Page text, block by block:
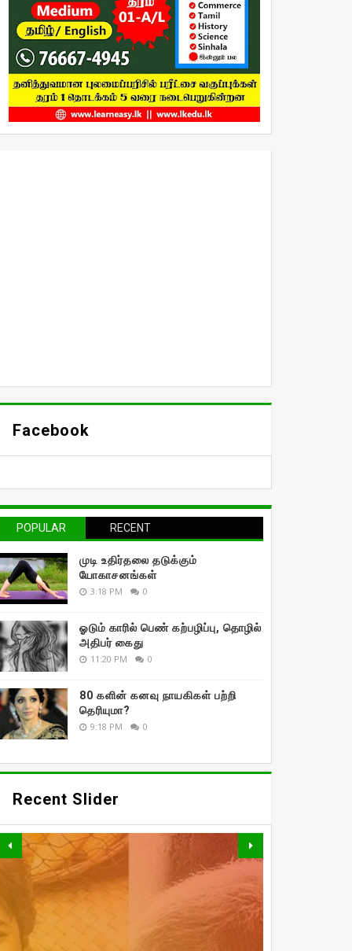
Facebook
POPULAR RECENT
முடி உதிர்தலை தடுக்கும்
யோகாசனங்கள்
3:18 PM 0
ஓடும் காரில் பெண் கற்பழிப்பு, தொழில்
அதிபர் கைது
11:20 PM 0
80 களின் கனவு நாயகிகள் பற்றி
தெரியுமா?
9:18 PM 0
Recent Slider